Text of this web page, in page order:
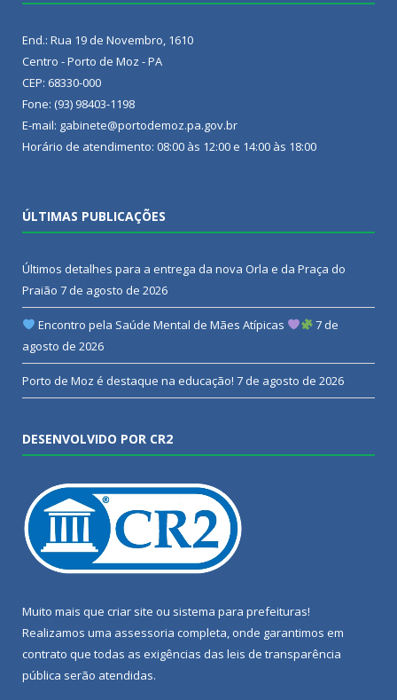
End.: Rua 19 de Novembro, 1610
Centro - Porto de Moz - PA
CEP: 68330-000
Fone: (93) 98403-1198
E-mail: gabinete@portodemoz.pa.gov.br
Horário de atendimento: 08:00 às 12:00 e 14:00 às 18:00
ÚLTIMAS PUBLICAÇÕES
Últimos detalhes para a entrega da nova Orla e da Praça do
Praião 7 de agosto de 2026
Encontro pela Saúde Mental de Mães Atípicas
7 de
agosto de 2026
Porto de Moz é destaque na educação! 7 de agosto de 2026
DESENVOLVIDO POR CR2
Muito mais que criar site ou sistema para prefeituras!
Realizamos uma assessoria completa, onde garantimos em
contrato que todas as exigências das leis de transparência
pública serão atendidas.